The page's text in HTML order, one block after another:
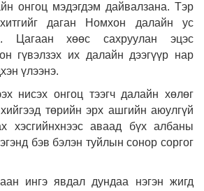
онгоц мэдэгдэм дайвалзана. Тэр
даган Номхон далайн ус
Цагаан хөөс сахруулан эцэс
гүвэлзэх их далайн дээгүүр нар
үлээнэ.
нисэх онгоц тээгч далайн хөлөг
төрийн эрх ашгийн аюулгүй
хэсгийнхнээс аваад бүх албаны
бэв бэлэн туйлын сонор соргог
ингэ явдал дундаа нэгэн жигд